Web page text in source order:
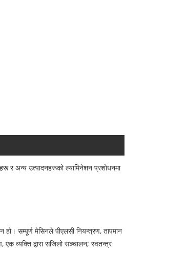
र अन्य उत्पादनहरूको ल्यामिनेशन प्रशोधनमा
हो। सम्पूर्ण मेसिनले पीएलसी नियन्त्रण, तापमान
व्यक्ति द्वारा सजिलो सञ्चालन; स्वतन्त्र